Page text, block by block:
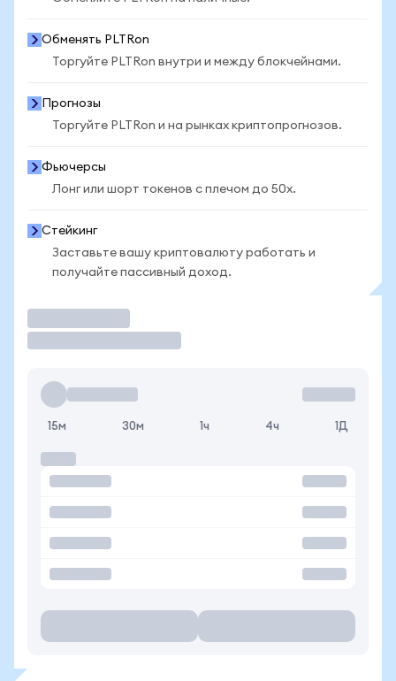
Обменять PLTRon
Торгуйте PLTRon внутри и между блокчейнами.
Прогнозы
Торгуйте PLTRon и на рынках криптопрогнозов.
Фьючерсы
Лонг или шорт токенов с плечом до 50x.
Стейкинг
Заставьте вашу криптовалюту работать и
получайте пассивный доход.
15м 30м 1ч 4ч 1Д